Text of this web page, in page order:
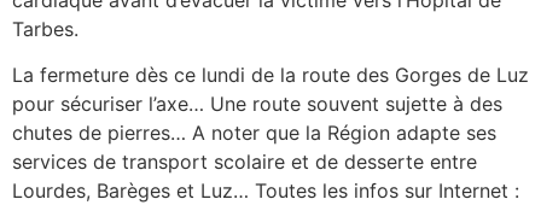
Tarbes.
La fermeture dès ce lundi de la route des Gorges de Luz
pour sécuriser l’axe… Une route souvent sujette à des
chutes de pierres… A noter que la Région adapte ses
services de transport scolaire et de desserte entre
Lourdes, Barèges et Luz… Toutes les infos sur Internet :